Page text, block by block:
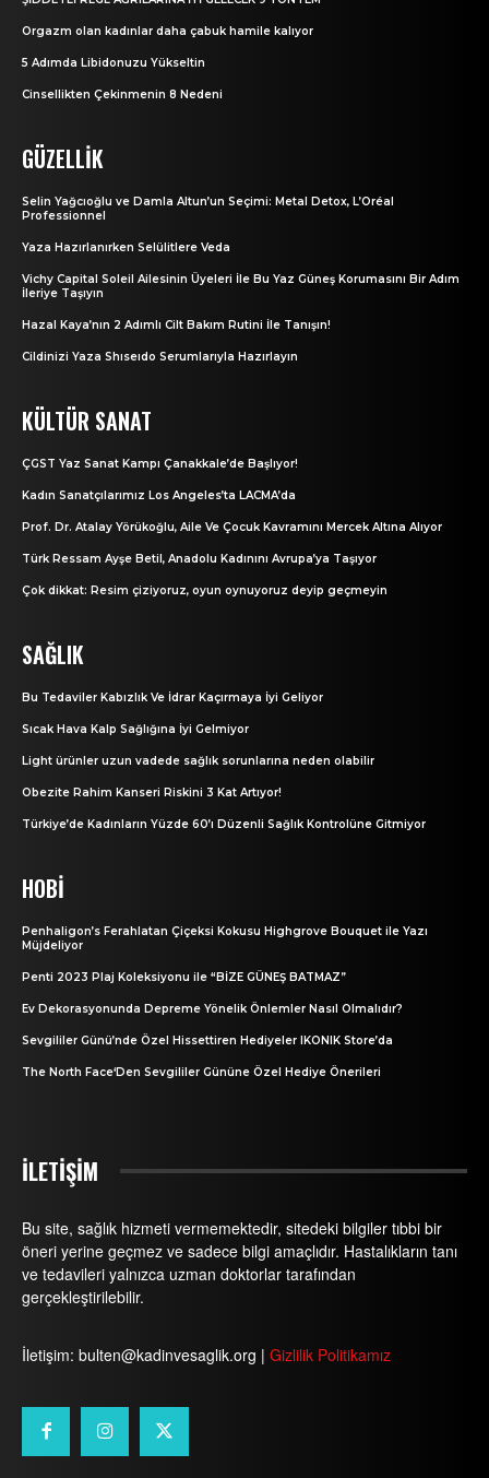
Orgazm olan kadınlar daha çabuk hamile kalıyor
5 Adımda Libidonuzu Yükseltin
Cinsellikten Çekinmenin 8 Nedeni
GÜZELLIK
Selin Yağcıoğlu ve Damla Altun’un Seçimi: Metal Detox, L’Oréal
Professionnel
Yaza Hazırlanırken Selülitlere Veda
Vichy Capital Soleil Ailesinin Üyeleri İle Bu Yaz Güneş Korumasını Bir Adım
İleriye Taşıyın
Hazal Kaya’nın 2 Adımlı Cilt Bakım Rutini İle Tanışın!
Cildinizi Yaza Shıseıdo Serumlarıyla Hazırlayın
KÜLTÜR SANAT
ÇGST Yaz Sanat Kampı Çanakkale’de Başlıyor!
Kadın Sanatçılarımız Los Angeles’ta LACMA’da
Prof. Dr. Atalay Yörükoğlu, Aile Ve Çocuk Kavramını Mercek Altına Alıyor
Türk Ressam Ayşe Betil, Anadolu Kadınını Avrupa’ya Taşıyor
Çok dikkat: Resim çiziyoruz, oyun oynuyoruz deyip geçmeyin
SAĞLIK
Bu Tedaviler Kabızlık Ve İdrar Kaçırmaya İyi Geliyor
Sıcak Hava Kalp Sağlığına İyi Gelmiyor
Light ürünler uzun vadede sağlık sorunlarına neden olabilir
Obezite Rahim Kanseri Riskini 3 Kat Artıyor!
Türkiye’de Kadınların Yüzde 60’ı Düzenli Sağlık Kontrolüne Gitmiyor
HOBI
Penhaligon’s Ferahlatan Çiçeksi Kokusu Highgrove Bouquet ile Yazı
Müjdeliyor
Penti 2023 Plaj Koleksiyonu ile “BİZE GÜNEŞ BATMAZ”
Ev Dekorasyonunda Depreme Yönelik Önlemler Nasıl Olmalıdır?
Sevgililer Günü’nde Özel Hissettiren Hediyeler IKONIK Store’da
The North Face‘Den Sevgililer Gününe Özel Hediye Önerileri
İLETİŞİM
Bu site, sağlık hizmeti vermemektedir, sitedeki bilgiler tıbbi bir
öneri yerine geçmez ve sadece bilgi amaçlıdır. Hastalıkların tanı
ve tedavileri yalnızca uzman doktorlar tarafından
gerçekleştirilebilir.
İletişim: bulten@kadinvesaglik.org | Gizlilik Politikamız